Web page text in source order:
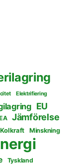
Elektrifiering
EU
Jämförelse
Kolkraft Minskning
Tyskland